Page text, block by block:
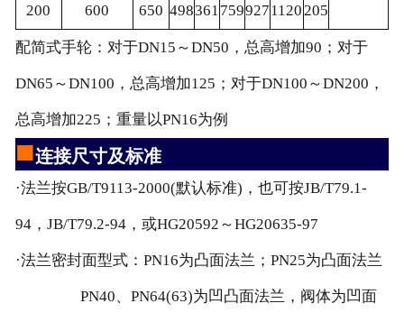
200 600 650 4983617599271120205
配简式手轮：对于DN15～DN50，总高增加90；对于
DN65～DN100，总高增加125；对于DN100～DN200，
总高增加225；重量以PN16为例
■连接尺寸及标准
·法兰按GB/T9113-2000(默认标准)，也可按JB/T79.1-
94，JB/T79.2-94，或HG20592～HG20635-97
·法兰密封面型式：PN16为凸面法兰；PN25为凸面法兰
PN40、PN64(63)为凹凸面法兰，阀体为凹面